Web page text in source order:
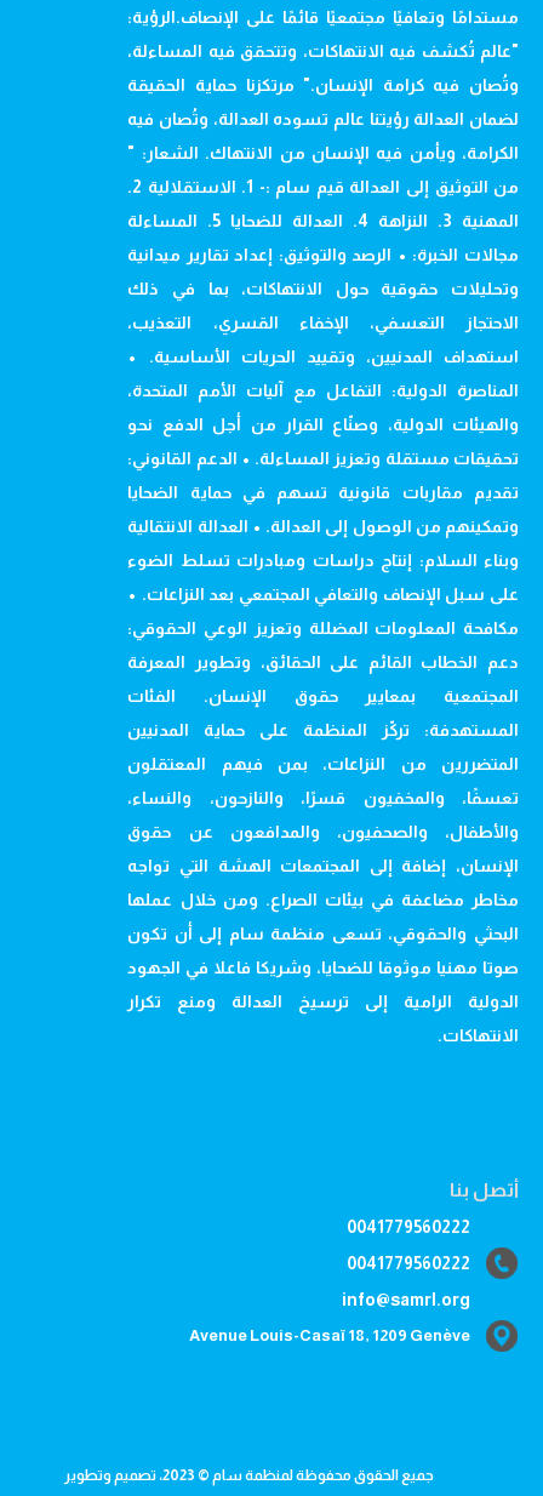
مستدامًا وتعافيًا مجتمعيًا قائمًا على الإنصاف.الرؤية:
"عالم تُكشف فيه الانتهاكات، وتتحقق فيه المساءلة،
وتُصان فيه كرامة الإنسان." مرتكزنا حماية الحقيقة
لضمان العدالة رؤيتنا عالم تسوده العدالة، وتُصان فيه
الكرامة، ويأمن فيه الإنسان من الانتهاك. الشعار: "
من التوثيق إلى العدالة قيم سام :- 1. الاستقلالية 2.
المهنية 3. النزاهة 4. العدالة للضحايا 5. المساءلة
مجالات الخبرة: • الرصد والتوثيق: إعداد تقارير ميدانية
وتحليلات حقوقية حول الانتهاكات، بما في ذلك
الاحتجاز التعسفي، الإخفاء القسري، التعذيب،
استهداف المدنيين، وتقييد الحريات الأساسية. •
المناصرة الدولية: التفاعل مع آليات الأمم المتحدة،
والهيئات الدولية، وصنّاع القرار من أجل الدفع نحو
تحقيقات مستقلة وتعزيز المساءلة. • الدعم القانوني:
تقديم مقاربات قانونية تسهم في حماية الضحايا
وتمكينهم من الوصول إلى العدالة. • العدالة الانتقالية
وبناء السلام: إنتاج دراسات ومبادرات تسلط الضوء
على سبل الإنصاف والتعافي المجتمعي بعد النزاعات. •
مكافحة المعلومات المضللة وتعزيز الوعي الحقوقي:
دعم الخطاب القائم على الحقائق، وتطوير المعرفة
المجتمعية بمعايير حقوق الإنسان. الفئات
المستهدفة: تركّز المنظمة على حماية المدنيين
المتضررين من النزاعات، بمن فيهم المعتقلون
تعسفًا، والمخفيون قسرًا، والنازحون، والنساء،
والأطفال، والصحفيون، والمدافعون عن حقوق
الإنسان، إضافة إلى المجتمعات الهشة التي تواجه
مخاطر مضاعفة في بيئات الصراع. ومن خلال عملها
البحثي والحقوقي، تسعى منظمة سام إلى أن تكون
صوتا مهنيا موثوقا للضحايا، وشريكا فاعلا في الجهود
الدولية الرامية إلى ترسيخ العدالة ومنع تكرار
الانتهاكات.
أتصل بنا
0041779560222
0041779560222
info@samrl.org
Avenue Louis-Casaï 18, 1209 Genève
جميع الحقوق محفوظة لمنظمة سام © 2023، تصميم وتطوير